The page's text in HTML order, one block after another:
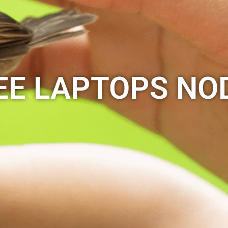
LAPTOPS